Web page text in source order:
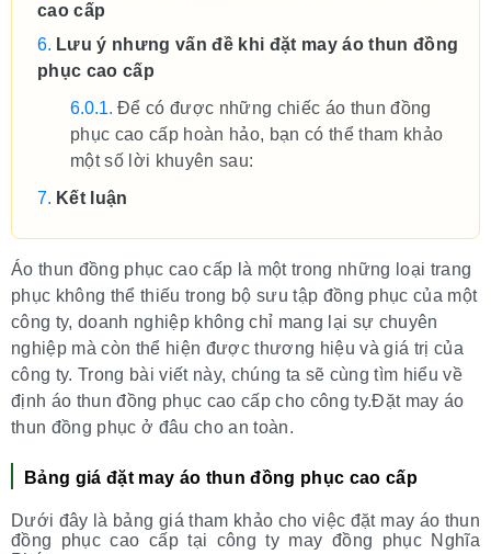
cao cấp
Lưu ý nhưng vấn đề khi đặt may áo thun đồng
phục cao cấp
Để có được những chiếc áo thun đồng
phục cao cấp hoàn hảo, bạn có thể tham khảo
một số lời khuyên sau:
Kết luận
Áo thun đồng phục cao cấp là một trong những loại trang
phục không thể thiếu trong bộ sưu tập đồng phục của một
công ty, doanh nghiệp không chỉ mang lại sự chuyên
nghiệp mà còn thể hiện được thương hiệu và giá trị của
công ty. Trong bài viết này, chúng ta sẽ cùng tìm hiểu về
định áo thun đồng phục cao cấp cho công ty.Đặt may áo
thun đồng phục ở đâu cho an toàn.
Bảng giá đặt may áo thun đồng phục cao cấp
Dưới đây là bảng giá tham khảo cho việc đặt may áo thun
đồng phục cao cấp tại công ty may đồng phục Nghĩa